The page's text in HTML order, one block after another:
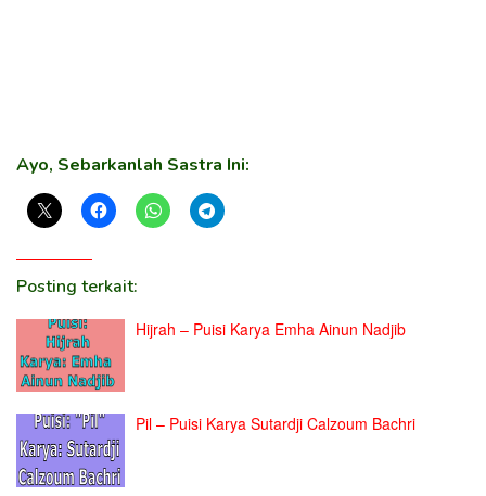
Ayo, Sebarkanlah Sastra Ini:
Posting terkait:
Hijrah – Puisi Karya Emha Ainun Nadjib
Pil – Puisi Karya Sutardji Calzoum Bachri